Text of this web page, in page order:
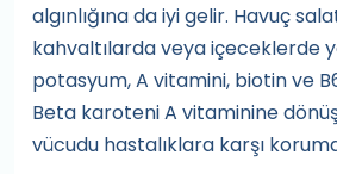
algınlığına da iyi gelir. Havuç
kahvaltılarda veya içeceklerde
potasyum, A vitamini, biotin ve
Beta karoteni A vitaminine
vücudu hastalıklara karşı